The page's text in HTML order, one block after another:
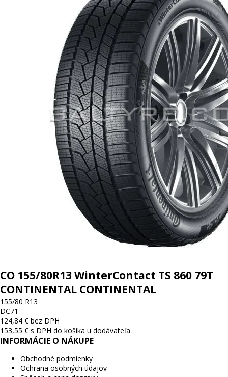
CO 155/80R13 WinterContact TS 860 79T
CONTINENTAL CONTINENTAL
155/80 R13
DC71
124,84 € bez DPH
153,55 € s DPH do košíka u dodávateľa
INFORMÁCIE O NÁKUPE
Obchodné podmienky
Ochrana osobných údajov